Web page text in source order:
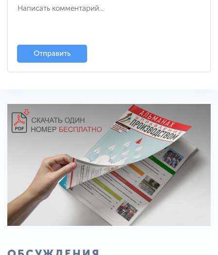
Отправить